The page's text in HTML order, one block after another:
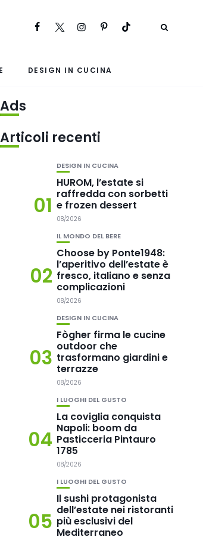
DESIGN IN CUCINA
Ads
Articoli recenti
01
DESIGN IN CUCINA
HUROM, l’estate si
raffredda con sorbetti
e frozen dessert
08/2026
02
IL MONDO DEL BERE
Choose by Ponte1948:
l’aperitivo dell’estate è
fresco, italiano e senza
complicazioni
08/2026
03
DESIGN IN CUCINA
Fògher firma le cucine
outdoor che
trasformano giardini e
terrazze
08/2026
04
I LUOGHI DEL GUSTO
La coviglia conquista
Napoli: boom da
Pasticceria Pintauro
1785
08/2026
05
I LUOGHI DEL GUSTO
Il sushi protagonista
dell’estate nei ristoranti
più esclusivi del
Mediterraneo